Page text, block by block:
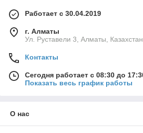
Работает с 30.04.2019
г. Алматы
Ул. Руставели 3, Алматы, Казахстан
Контакты
Сегодня работает с 08:30 до
Показать весь график работы
О нас